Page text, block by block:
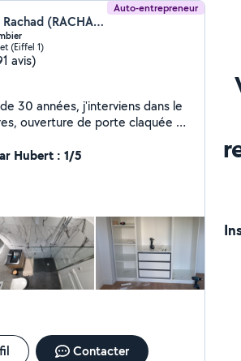
Auto-entrepreneur
Mohamed Rachad (RACHAD')
(Eiffel 1)
avis)
30 années, j'interviens dans le
ouverture de porte claquée ou
et installation sanitaire,
tous genre. En cas d'urgence
par téléphone
Hubert : 1/5
Contacter